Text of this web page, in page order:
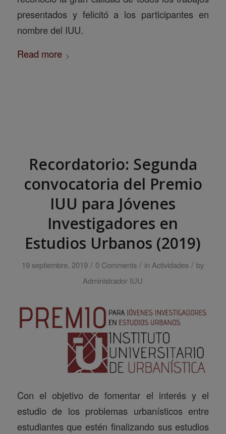
presentados y felicitó a los participantes en
nombre del IUU.
Read more
Recordatorio: Segunda
convocatoria del Premio
IUU para Jóvenes
Investigadores en
Estudios Urbanos (2019)
19 septiembre, 2019 / 0 Comments / in Actividades / by
Administrador IUU
Con el objetivo de fomentar el interés y el
estudio de los problemas urbanísticos entre
estudiantes que estén finalizando sus estudios